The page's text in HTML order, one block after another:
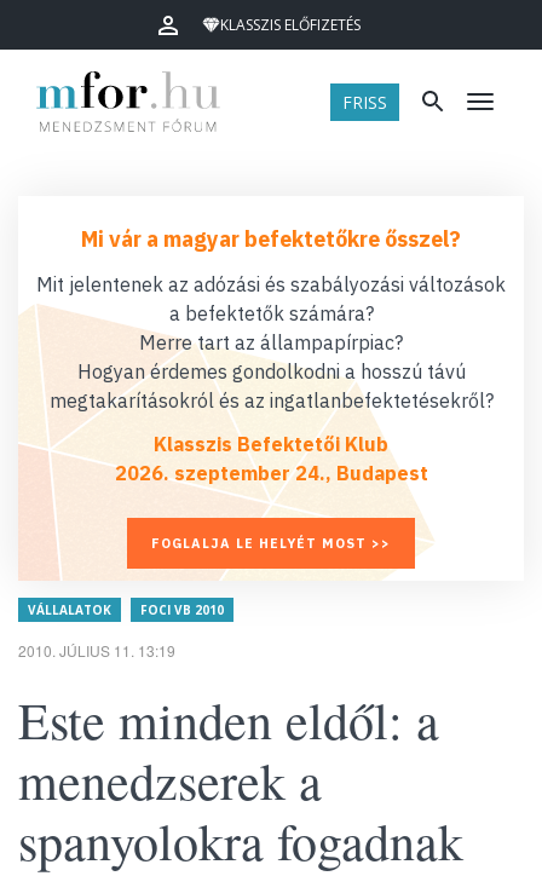
KLASSZIS ELŐFIZETÉS
FRISS Menü
Mi vár a magyar befektetőkre ősszel?
Mit jelentenek az adózási és szabályozási változások
a befektetők számára?
Merre tart az állampapírpiac?
Hogyan érdemes gondolkodni a hosszú távú
megtakarításokról és az ingatlanbefektetésekről?
Klasszis Befektetői Klub
2026. szeptember 24., Budapest
FOGLALJA LE HELYÉT MOST >>
VÁLLALATOK FOCI VB 2010
2010. JÚLIUS 11. 13:19
Este minden eldől: a
menedzserek a
spanyolokra fogadnak